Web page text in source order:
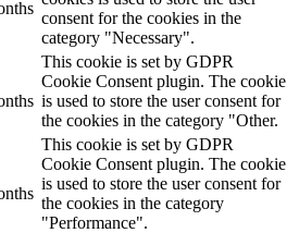
consent for the cookies in the
category "Necessary".
This cookie is set by GDPR
Cookie Consent plugin. The cookie
is used to store the user consent for
the cookies in the category "Other.
This cookie is set by GDPR
Cookie Consent plugin. The cookie
is used to store the user consent for
the cookies in the category
"Performance".